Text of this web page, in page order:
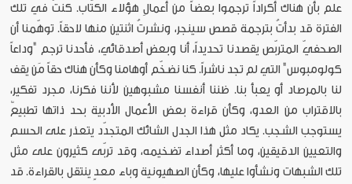
علم بأن هناك أكراداً ترجموا بعضاً من أعمالِ هؤلاء الكتّاب. كنتُ في تلك
الفترة قد بدأتُ بترجمة قصص سينجر، ونشرتُ اثنتين منها لاحقاً. توهّمنا أن
الصحفيّ المتربّص يقصدنا تحديداً، أنا وبعض أصدقائي، فأحدنا ترجم "وداعاً
كولومبوس" التي لم تجد ناشراً. كنا نضخّم أوهامنا وكأن هناك حقاً مَن يقف
لنا بالمرصاد أو يعبأ بنا. ظننا أنفسنا مشبوهين لأننا فكرنا، مجرد تفكير،
بالاقتراب من العدو، وكأن قراءة بعض الأعمال الأدبية بحد ذاتها تطبيعٌ
يستوجب الشجب. يكاد مثل هذا الجدل الشائك المتجدّد يتعذر على الحسم
والتعيين الدقيقين، وما أكثر أصداء تضخيمه، وقد تربّى كثيرون على مثل
تلك الشبهات ونشأوا عليها، وكأن الصهيونية وباء معدٍ ينتقل بالقراءة. قد